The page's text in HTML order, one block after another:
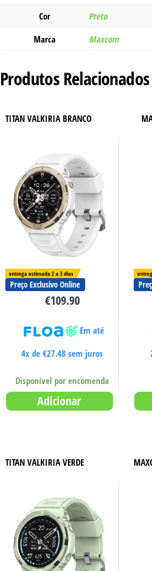
Cor
Preto
Marca
Maxcom
Produtos Relacionados
TITAN VALKIRIA BRANCO
entrega estimada 2 a 3 dias
Preço Exclusivo Online
€109.90
Em até
4x de€27.48 sem juros
Disponível por encomenda
Adicionar
TITAN VALKIRIA VERDE